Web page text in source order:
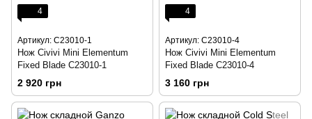
4
Артикул: C23010-1
Нож Civivi Mini Elementum
Fixed Blade C23010-1
2 920 грн
4
Артикул: C23010-4
Нож Civivi Mini Elementum
Fixed Blade C23010-4
3 160 грн